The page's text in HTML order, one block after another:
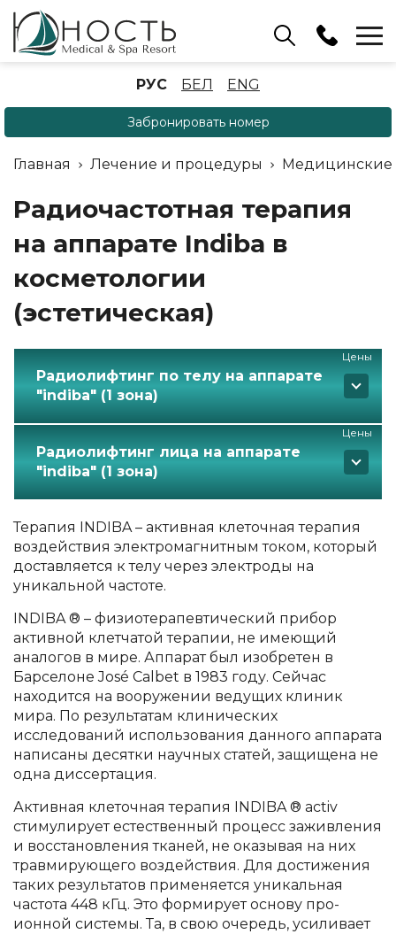
Бассейн
+375 (17) 503 93 22
Аренда беседок
+375 (33) 902 35 07
Отдел бронирования
+375 (17) 503 91 10
РУС БЕЛ ENG
Забронировать номер
Главная Лечение и процедуры Медицинские
Радиочастотная терапия
на аппарате Indiba в
косметологии
(эстетическая)
Радиолифтинг по телу на аппарате
"indiba" (1 зона)
Цены
Радиолифтинг лица на аппарате
"indiba" (1 зона)
Цены
Терапия INDIBA – активная клеточная терапия
воздействия электромагнитным током, который
доставляется к телу через электроды на
уникальной частоте.
INDIBA ® – физиотерапевтический прибор
активной клетчатой терапии, не имеющий
аналогов в мире. Аппарат был изобретен в
Барселоне José Calbet в 1983 году. Сейчас
находится на вооружении ведущих клиник
мира. По результатам клинических
исследований использования данного аппарата
написаны десятки научных статей, защищена не
одна диссертация.
Активная клеточная терапия INDIBA ® activ
стимулирует естественный процесс заживления
и восстановления тканей, не оказывая на них
травмирующего воздействия. Для достижения
таких результатов применяется уникальная
частота 448 кГц. Это формирует основу про-
ионной системы. Та, в свою очередь, усиливает